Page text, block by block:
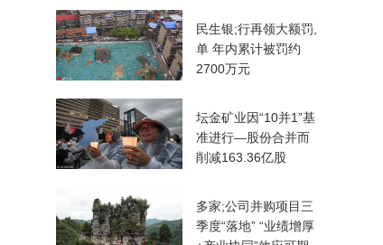
民生银;行再领大额罚,
单 年内累计被罚约
2700万元
坛金矿业因“10并1”基
准进行—股份合并而
削减163.36亿股
多家;公司并购项目三
季度“落地” “业绩增厚